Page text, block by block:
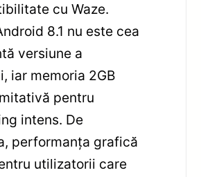
cu Waze.
8.1 nu este cea
versiune a
iar memoria 2GB
pentru
intens. De
performanța grafică
utilizatorii care